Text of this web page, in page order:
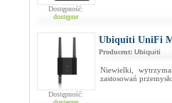
Dostępność:
dostępne
Dostępność:
Ubiquiti UniFi
Producent: Ubiquiti
Niewielki,
zastosowań